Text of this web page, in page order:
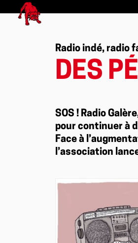
Radio indé, radio
DES
SOS ! Radio
pour continuer à
Face à
l’association